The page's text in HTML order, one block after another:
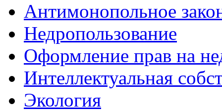
Антимонопольное
Недропользование
Оформление прав на
Интеллектуальная
Экология